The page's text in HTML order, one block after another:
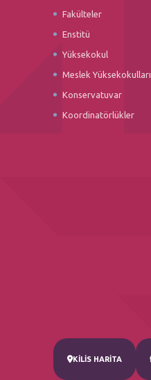
KİLİS HARİTA
Fakülteler
Enstitü
Yüksekokul
Meslek Yüksekokulları
Konservatuvar
Koordinatörlükler